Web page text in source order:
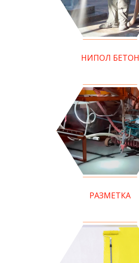
НИПОЛ БЕТОН
РАЗМЕТКА